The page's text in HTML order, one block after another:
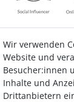
Wir verwenden
Website und
Besucher:innen
Inhalte und
Drittanbietern